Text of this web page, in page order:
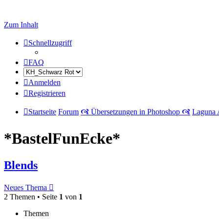
Zum Inhalt
Schnellzugriff
FAQ
Anmelden
Registrieren
Startseite Forum 🙧 Übersetzungen in Photoshop 🙧 Laguna
*BastelFunEcke*
Blends
Neues Thema
2 Themen • Seite 1 von 1
Themen